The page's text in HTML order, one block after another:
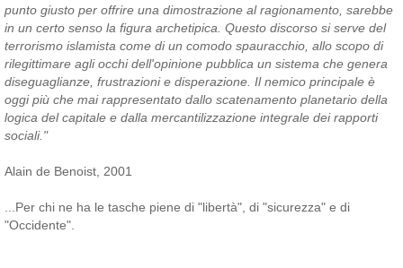
punto giusto per offrire una dimostrazione al ragionamento, sarebbe
in un certo senso la figura archetipica. Questo discorso si serve del
terrorismo islamista come di un comodo spauracchio, allo scopo di
rilegittimare agli occhi dell'opinione pubblica un sistema che genera
diseguaglianze, frustrazioni e disperazione. Il nemico principale è
oggi più che mai rappresentato dallo scatenamento planetario della
logica del capitale e dalla mercantilizzazione integrale dei rapporti
sociali."
Alain de Benoist, 2001
...Per chi ne ha le tasche piene di "libertà", di "sicurezza" e di
"Occidente".